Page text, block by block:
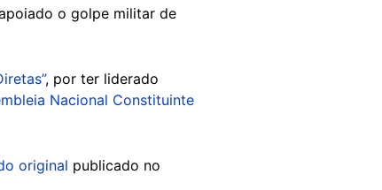
o golpe militar de
, por ter liderado
Nacional Constituinte
original publicado no